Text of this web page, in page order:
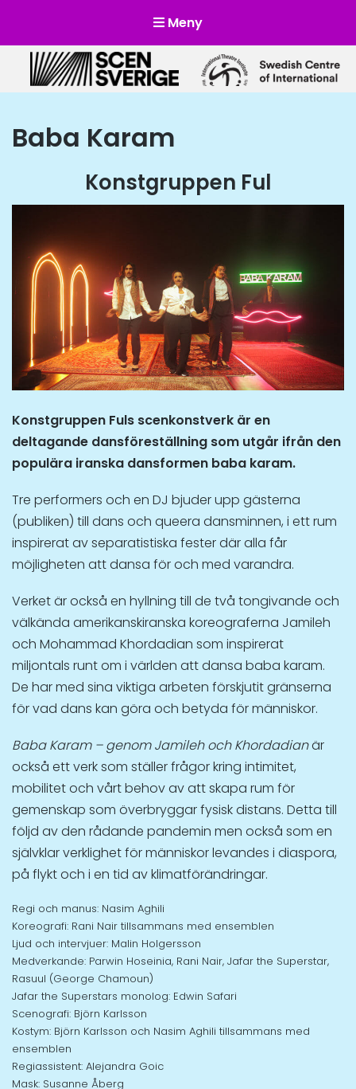
Meny
Scensverige
Mötesplats för svensk och internationell scenkonst
Baba Karam
Konstgruppen Ful
Konstgruppen Fuls scenkonstverk är en
deltagande dansföreställning som utgår ifrån den
populära iranska dansformen baba karam.
Tre performers och en DJ bjuder upp gästerna
(publiken) till dans och queera dansminnen, i ett rum
inspirerat av separatistiska fester där alla får
möjligheten att dansa för och med varandra.
Verket är också en hyllning till de två tongivande och
välkända amerikanskiranska koreograferna Jamileh
och Mohammad Khordadian som inspirerat
miljontals runt om i världen att dansa baba karam.
De har med sina viktiga arbeten förskjutit gränserna
för vad dans kan göra och betyda för människor.
Baba Karam – genom Jamileh och Khordadianär
också ett verk som ställer frågor kring intimitet,
mobilitet och vårt behov av att skapa rum för
gemenskap som överbryggar fysisk distans. Detta till
följd av den rådande pandemin men också som en
självklar verklighet för människor levandes i diaspora,
på flykt och i en tid av klimatförändringar.
Regi och manus: Nasim Aghili
Koreografi: Rani Nair tillsammans med ensemblen
Ljud och intervjuer: Malin Holgersson
Medverkande: Parwin Hoseinia, Rani Nair, Jafar the Superstar,
Rasuul (George Chamoun)
Jafar the Superstars monolog: Edwin Safari
Scenografi: Björn Karlsson
Kostym: Björn Karlsson och Nasim Aghili tillsammans med
ensemblen
Regiassistent: Alejandra Goic
Mask: Susanne Åberg